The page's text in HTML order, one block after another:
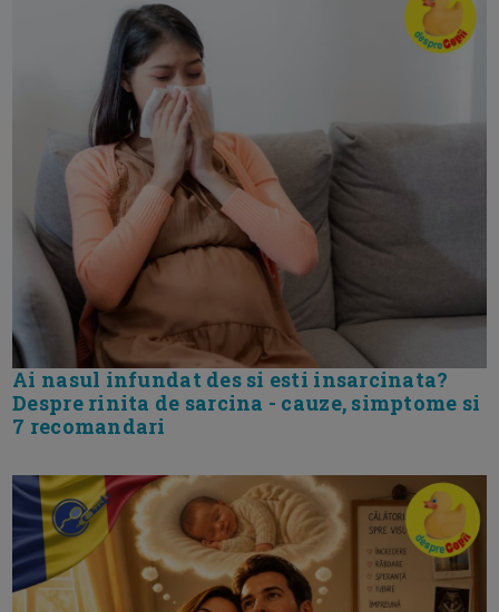
Ai nasul infundat des si esti insarcinata?
Despre rinita de sarcina - cauze, simptome si
7 recomandari